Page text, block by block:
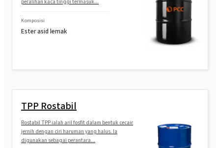
peralihan kaca tinggi termasuk...
Komposisi
Ester asid lemak
TPP Rostabil
Rostabil TPP ialah aril fosfit dalam bentuk cecair
jernih dengan ciri haruman yang halus. Ia
digunakan sebagai perantara...